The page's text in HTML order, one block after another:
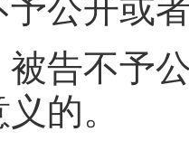
公开或
不予公
的。